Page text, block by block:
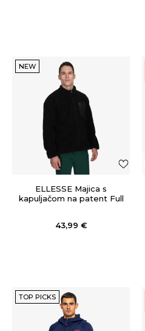
NEW
ELLESSE Majica s
kapuljačom na patent Full
43,99 €
TOP PICKS